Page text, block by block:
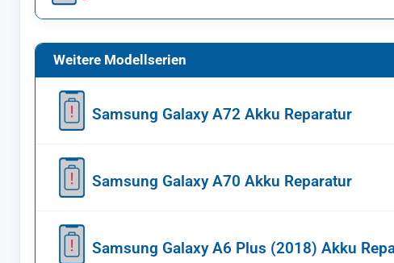
Weitere Modellserien
Samsung Galaxy A72 Akku Reparatur
Samsung Galaxy A70 Akku Reparatur
Samsung Galaxy A6 Plus (2018) Akku